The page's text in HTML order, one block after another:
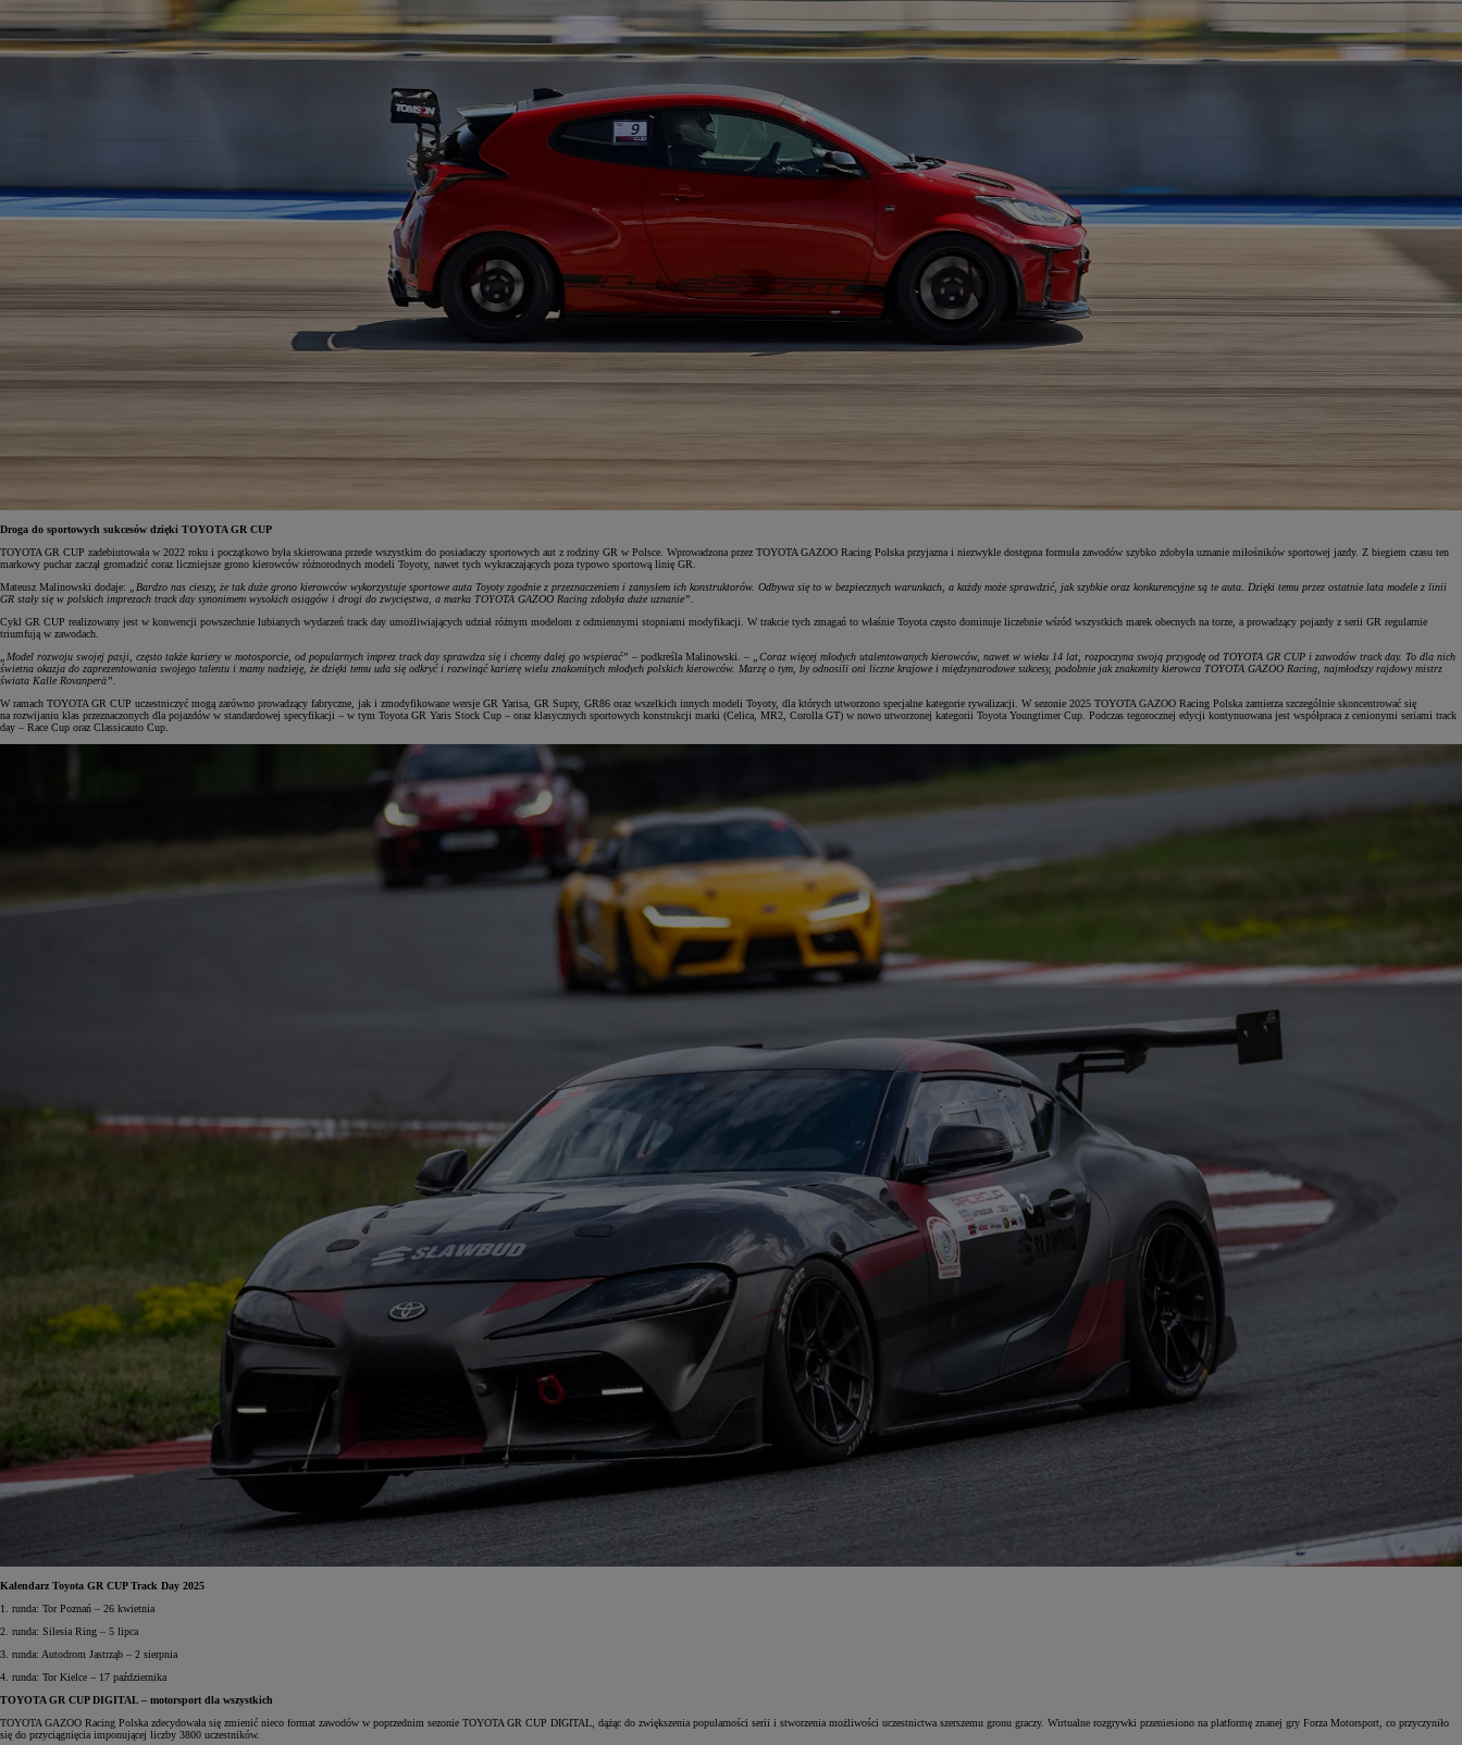
105 300 zł
Corolla Hatchback
HYBRID
Droga do sportowych sukcesów dzięki TOYOTA GR CUP
TOYOTA GR CUP zadebiutowała w 2022 roku i początkowo była skierowana przede wszystkim do posiadaczy sportowych aut z rodziny GR w Polsce. Wprowadzona przez TOYOTA GAZOO Racing Polska przyjazna i niezwykle dostępna formuła zawodów szybko zdobyła uznanie miłośników sportowej jazdy. Z biegiem czasu ten
markowy puchar zaczął gromadzić coraz liczniejsze grono kierowców różnorodnych modeli Toyoty, nawet tych wykraczających poza typowo sportową linię GR.
Mateusz Malinowski dodaje: „Bardzo nas cieszy, że tak duże grono kierowców wykorzystuje sportowe auta Toyoty zgodnie z przeznaczeniem i zamysłem ich konstruktorów. Odbywa się to w bezpiecznych warunkach, a każdy może sprawdzić, jak szybkie oraz konkurencyjne są te auta. Dzięki temu przez ostatnie lata modele z linii
GR stały się w polskich imprezach track day synonimem wysokich osiągów i drogi do zwycięstwa, a marka TOYOTA GAZOO Racing zdobyła duże uznanie”.
Cykl GR CUP realizowany jest w konwencji powszechnie lubianych wydarzeń track day umożliwiających udział różnym modelom z odmiennymi stopniami modyfikacji. W trakcie tych zmagań to właśnie Toyota często dominuje liczebnie wśród wszystkich marek obecnych na torze, a prowadzący pojazdy z serii GR regularnie
triumfują w zawodach.
„Model rozwoju swojej pasji, często także kariery w motosporcie, od popularnych imprez track day sprawdza się i chcemy dalej go wspierać” – podkreśla Malinowski. – „Coraz więcej młodych utalentowanych kierowców, nawet w wieku 14 lat, rozpoczyna swoją przygodę od TOYOTA GR CUP i zawodów track day. To dla nich
świetna okazja do zaprezentowania swojego talentu i mamy nadzieję, że dzięki temu uda się odkryć i rozwinąć karierę wielu znakomitych młodych polskich kierowców. Marzę o tym, by odnosili oni liczne krajowe i międzynarodowe sukcesy, podobnie jak znakomity kierowca TOYOTA GAZOO Racing, najmłodszy rajdowy mistrz
świata Kalle Rovanperä”.
W ramach TOYOTA GR CUP uczestniczyć mogą zarówno prowadzący fabryczne, jak i zmodyfikowane wersje GR Yarisa, GR Supry, GR86 oraz wszelkich innych modeli Toyoty, dla których utworzono specjalne kategorie rywalizacji. W sezonie 2025 TOYOTA GAZOO Racing Polska zamierza szczególnie skoncentrować się
na rozwijaniu klas przeznaczonych dla pojazdów w standardowej specyfikacji – w tym Toyota GR Yaris Stock Cup – oraz klasycznych sportowych konstrukcji marki (Celica, MR2, Corolla GT) w nowo utworzonej kategorii Toyota Youngtimer Cup. Podczas tegorocznej edycji kontynuowana jest współpraca z cenionymi seriami track
day – Race Cup oraz Classicauto Cup.
Kalendarz Toyota GR CUP Track Day 2025
1. runda: Tor Poznań – 26 kwietnia
2. runda: Silesia Ring – 5 lipca
3. runda: Autodrom Jastrząb – 2 sierpnia
4. runda: Tor Kielce – 17 października
TOYOTA GR CUP DIGITAL – motorsport dla wszystkich
TOYOTA GAZOO Racing Polska zdecydowała się zmienić nieco format zawodów w poprzednim sezonie TOYOTA GR CUP DIGITAL, dążąc do zwiększenia popularności serii i stworzenia możliwości uczestnictwa szerszemu gronu graczy. Wirtualne rozgrywki przeniesiono na platformę znanej gry Forza Motorsport, co przyczyniło
się do przyciągnięcia imponującej liczby 3800 uczestników.